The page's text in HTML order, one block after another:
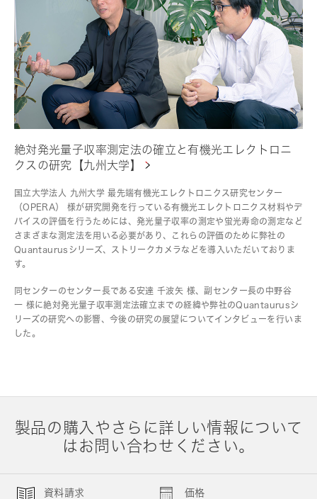
絶対発光量子収率測定法の確立と有機光エレクトロニ
クスの研究【九州大学】
国立大学法人 九州大学 最先端有機光エレクトロニクス研究センター
（OPERA） 様が研究開発を行っている有機光エレクトロニクス材料やデ
バイスの評価を行うためには、発光量子収率の測定や蛍光寿命の測定など
さまざまな測定法を用いる必要があり、これらの評価のために弊社の
Quantaurusシリーズ、ストリークカメラなどを導入いただいておりま
す。
同センターのセンター長である安達 千波矢 様、副センター長の中野谷
一 様に絶対発光量子収率測定法確立までの経緯や弊社のQuantaurusシ
リーズの研究への影響、今後の研究の展望についてインタビューを行いま
した。
製品の購入やさらに詳しい情報について
はお問い合わせください。
資料請求 価格